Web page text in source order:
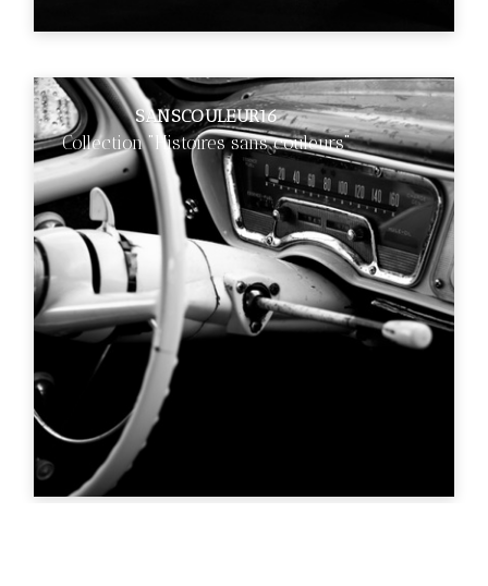
SANSCOULEUR16
Collection "Histoires sans couleurs"
€89